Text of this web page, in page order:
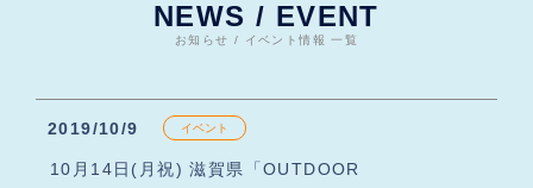
NEWS / EVENT
お知らせ / イベント情報 一覧
2019/10/9 イベント
10月14日(月祝) 滋賀県「OUTDOOR